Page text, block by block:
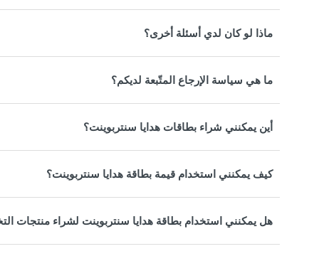
ماذا لو كان لدي أسئلة أخرى؟
ما هي سياسة الإرجاع المتّبعة لديكم؟
أين يمكنني شراء بطاقات هدايا سنتربوينت؟
كيف يمكنني استخدام قيمة بطاقة هدايا سنتربوينت؟
هل يمكنني استخدام بطاقة هدايا سنتربوينت لشراء منتجات